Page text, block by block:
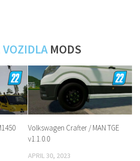
VOZIDLAMODS
Volkswagen Crafter / MAN TGE
v1.1.0.0
APRIL 30, 2023